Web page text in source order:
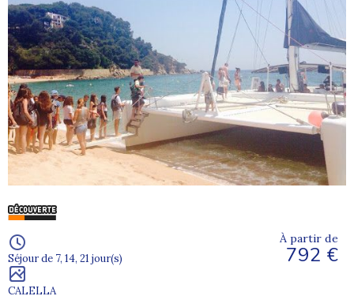
Séjour de 7, 14, 21 jour(s)
CALELLA
À partir de
792 €